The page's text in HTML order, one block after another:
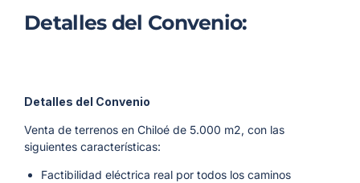
Detalles del Convenio:
Detalles del Convenio
Venta de terrenos en Chiloé de 5.000 m2, con las
siguientes características:
Factibilidad eléctrica real por todos los caminos